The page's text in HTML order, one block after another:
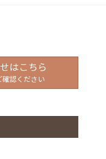
はこちら
認ください